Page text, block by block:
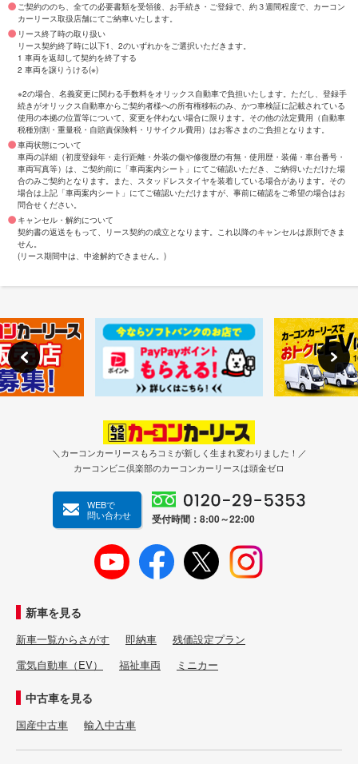
ご契約ののち、全ての必要書類を受領後、お手続き・ご登録で、約３週間程度で、カーコン
カーリース取扱店舗にてご納車いたします。
リース終了時の取り扱い
リース契約終了時に以下1、2のいずれかをご選択いただきます。
1 車両を返却して契約を終了する
2 車両を譲りうける(※)
※2の場合、名義変更に関わる手数料をオリックス自動車で負担いたします。ただし、登録手
続きがオリックス自動車からご契約者様への所有権移転のみ、かつ車検証に記載されている
使用の本拠の位置等について、変更を伴わない場合に限ります。その他の法定費用（自動車
税種別割・重量税・自賠責保険料・リサイクル費用）はお客さまのご負担となります。
車両状態について
車両の詳細（初度登録年・走行距離・外装の傷や修復歴の有無・使用歴・装備・車台番号・
車両写真等）は、ご契約前に「車両案内シート」にてご確認いただき、ご納得いただけた場
合のみご契約となります。また、スタッドレスタイヤを装着している場合があります。その
場合は上記「車両案内シート」にてご確認いただけますが、事前に確認をご希望の場合はお
問合せください。
キャンセル・解約について
契約書の返送をもって、リース契約の成立となります。これ以降のキャンセルは原則できま
せん。
(リース期間中は、中途解約できません。)
＼カーコンカーリースもろコミが新しく生まれ変わりました！／
カーコンビニ倶楽部のカーコンカーリースは頭金ゼロ
WEBで
問い合わせ
受付時間：8:00～22:00
新車を見る
新車一覧からさがす 即納車
残価設定プラン
電気自動車（EV）
福祉車両 ミニカー
中古車を見る
国産中古車 輸入中古車